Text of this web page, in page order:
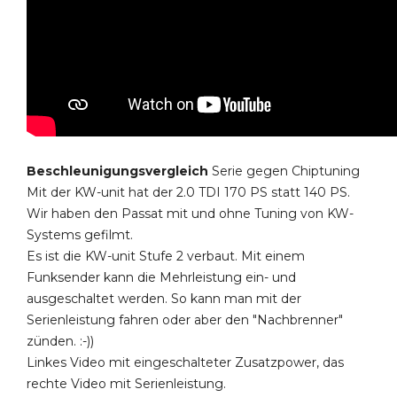
Beschleunigungsvergleich Serie gegen Chiptuning
Mit der KW-unit hat der 2.0 TDI 170 PS statt 140 PS.
Wir haben den Passat mit und ohne Tuning von KW-
Systems gefilmt.
Es ist die KW-unit Stufe 2 verbaut. Mit einem
Funksender kann die Mehrleistung ein- und
ausgeschaltet werden. So kann man mit der
Serienleistung fahren oder aber den "Nachbrenner"
zünden. :-))
Linkes Video mit eingeschalteter Zusatzpower, das
rechte Video mit Serienleistung.